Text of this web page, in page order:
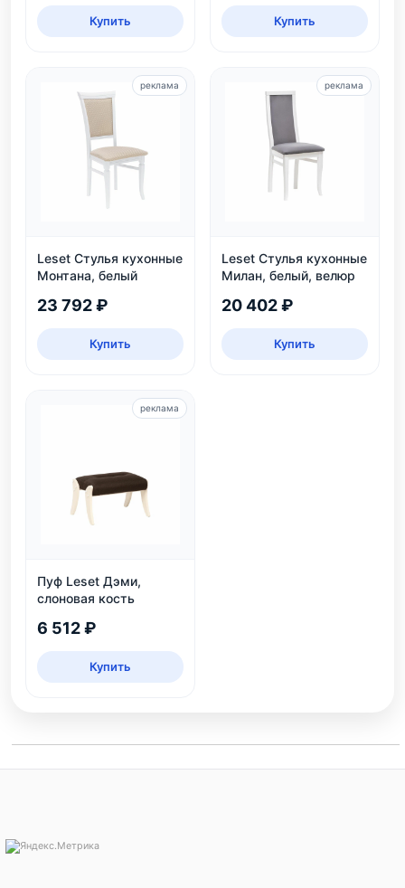
Купить Купить
Leset Стулья кухонные
Монтана, белый
23 792 ₽
Купить
реклама
Leset Стулья кухонные
Милан, белый, велюр
20 402 ₽
Купить
реклама
Пуф Leset Дэми,
слоновая кость
6 512 ₽
Купить
реклама